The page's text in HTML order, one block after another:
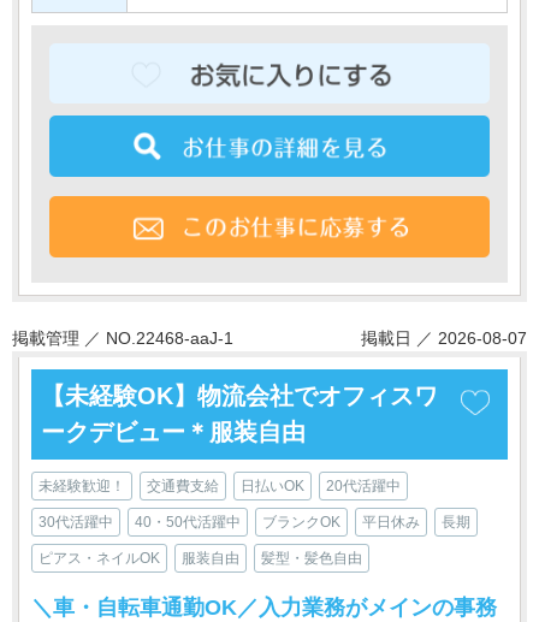
掲載管理 ／ NO.22468-aaJ-1 掲載日 ／ 2026-08-07
【未経験OK】物流会社でオフィスワ
ークデビュー＊服装自由
未経験歓迎！ 交通費支給 日払いOK 20代活躍中
30代活躍中 40・50代活躍中 ブランクOK 平日休み 長期
ピアス・ネイルOK 服装自由 髪型・髪色自由
＼車・自転車通勤OK／入力業務がメインの事務